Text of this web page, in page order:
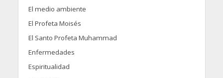
El medio ambiente
El Profeta Moisés
El Santo Profeta Muhammad
Enfermedades
Espiritualidad